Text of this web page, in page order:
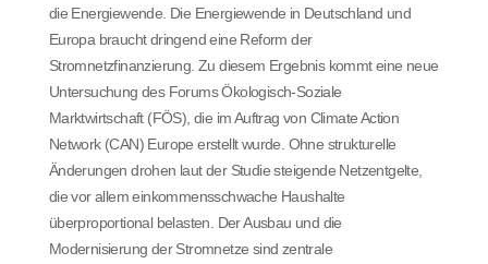
die Energiewende. Die Energiewende in Deutschland und
Europa braucht dringend eine Reform der
Stromnetzfinanzierung. Zu diesem Ergebnis kommt eine neue
Untersuchung des Forums Ökologisch-Soziale
Marktwirtschaft (FÖS), die im Auftrag von Climate Action
Network (CAN) Europe erstellt wurde. Ohne strukturelle
Änderungen drohen laut der Studie steigende Netzentgelte,
die vor allem einkommensschwache Haushalte
überproportional belasten. Der Ausbau und die
Modernisierung der Stromnetze sind zentrale